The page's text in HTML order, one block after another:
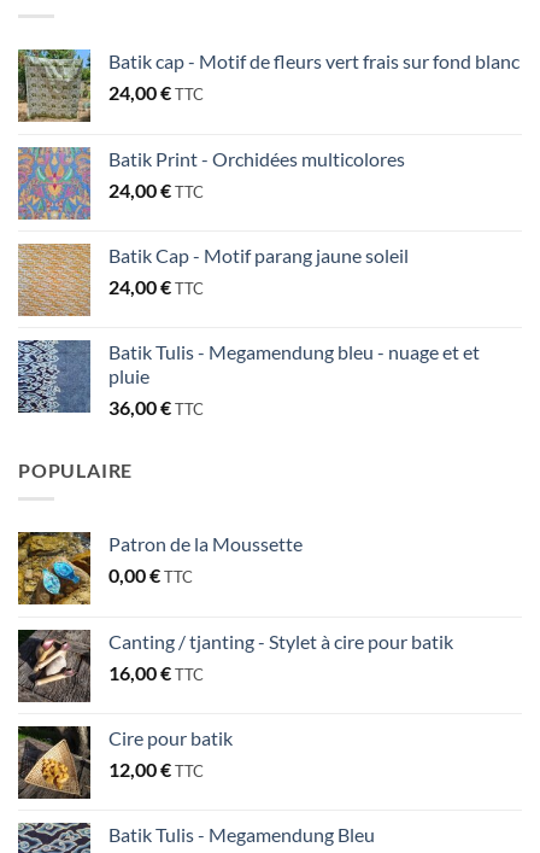
Batik cap - Motif de fleurs vert frais sur fond blanc
24,00€TTC
Batik Print - Orchidées multicolores
24,00€TTC
Batik Cap - Motif parang jaune soleil
24,00€TTC
Batik Tulis - Megamendung bleu - nuage et et
pluie
36,00€TTC
POPULAIRE
Patron de la Moussette
0,00€TTC
Canting / tjanting - Stylet à cire pour batik
16,00€TTC
Cire pour batik
12,00€TTC
Batik Tulis - Megamendung Bleu